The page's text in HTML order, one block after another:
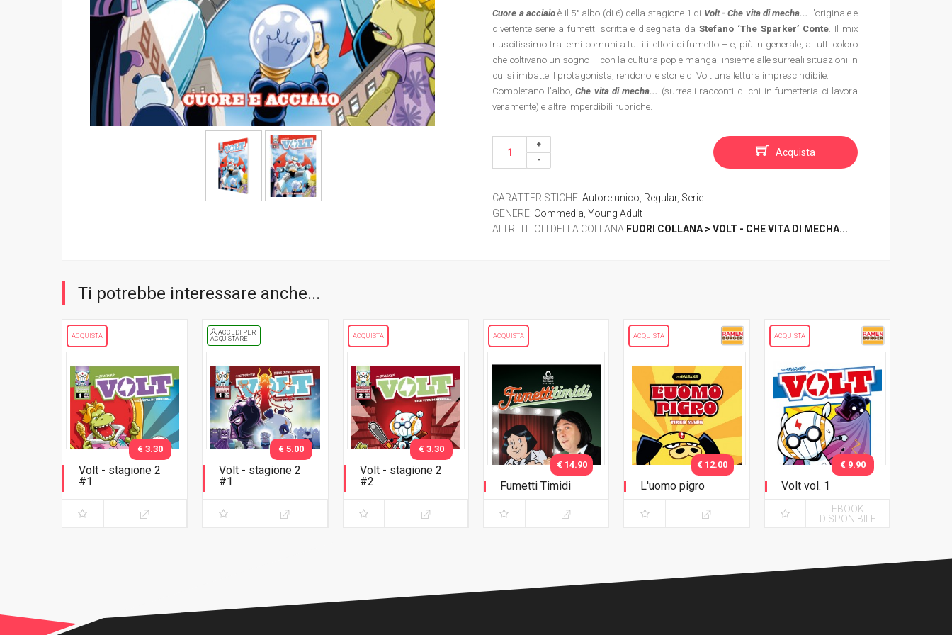
Cuore a acciaioè il 5° albo (di 6) della stagione 1 di Volt - Che vita di mecha... l'originale e
divertente serie a fumetti scritta e disegnata da Stefano ‘The Sparker’ Conte. Il mix
riuscitissimo tra temi comuni a tutti i lettori di fumetto – e, più in generale, a tutti coloro
che coltivano un sogno – con la cultura pop e manga, insieme alle surreali situazioni in
cui si imbatte il protagonista, rendono le storie di Volt una lettura imprescindibile.
Completano l'albo,Che vita di mecha... (surreali racconti di chi in fumetteria ci lavora
veramente) e altre imperdibili rubriche.
Acquista
CARATTERISTICHE:Autore unico Regular, Serie
GENERE: Commedia ,Young Adult
ALTRI TITOLI DELLA COLLANA FUORI COLLANA > VOLT - CHE VITA DI MECHA...
Ti potrebbe interessare anche...
ACQUISTA
Volt - stagione 2
#1
€ 3.30
ACCEDI PER
ACQUISTARE
Volt - stagione 2
#1
Variant Lucca C&G
2018
€ 5.00
ACQUISTA
Volt - stagione 2
#2
negozio
€ 3.30
ACQUISTA
Fumetti Timidi
€ 14.90
ACQUISTA
L'uomo pigro
€ 12.00
ACQUISTA
Volt vol. 1
€ 9.90
EBOOK
DISPONIBILE